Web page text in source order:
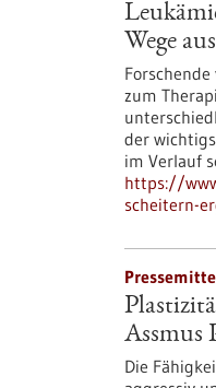
Wege
zum
der
im Verlauf
https://
scheitern-
Assmus
Die